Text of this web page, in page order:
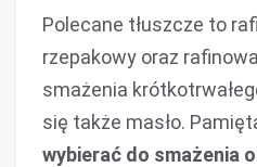
Polecane tłuszcze to
rzepakowy oraz
smażenia
się także masło.
wybierać do smażenia